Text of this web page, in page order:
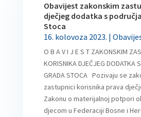
Obavijest zakonskim
dječjeg dodatka s
Stoca
16. kolovoza 2023. |
O B A V I J E S T ZAKONSKIM
KORISNIKA DJEČJEG DODATKA
GRADA STOCA Pozivaju se
zastupnici korisnika prava
Zakonu o materijalnoj potpori
djecom u Federaciji Bosne i